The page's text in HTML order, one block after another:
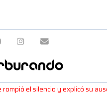
rompió el silencio y explicó su